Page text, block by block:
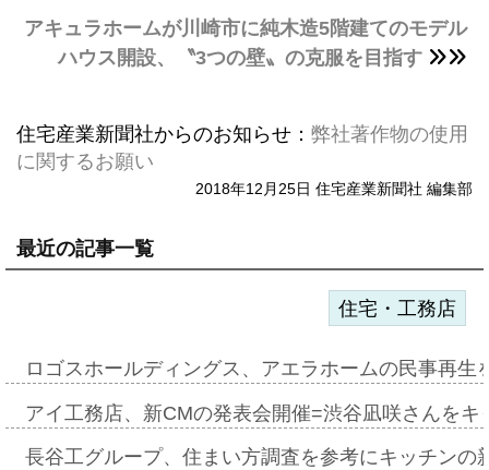
アキュラホームが川崎市に純木造5階建てのモデル
ハウス開設、〝3つの壁〟の克服を目指す
住宅産業新聞社からのお知らせ： 弊社著作物の使用
に関するお願い
2018年12月25日 住宅産業新聞社 編集部
最近の記事一覧
住宅・工務店
ロゴスホールディングス、アエラホームの民事再
アイ工務店、新CMの発表会開催=渋谷凪咲さんを
長谷工グループ、住まい方調査を参考にキッチン